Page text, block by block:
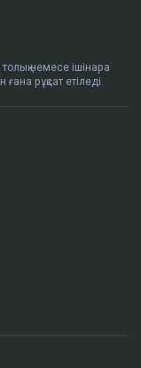
немесе ішінара